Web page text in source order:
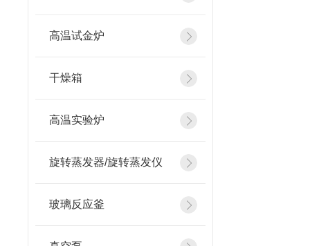
高温试金炉
干燥箱
高温实验炉
旋转蒸发器/旋转蒸发仪
玻璃反应釜